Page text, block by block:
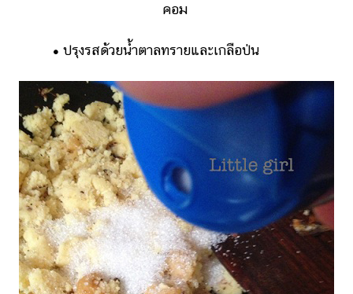
คอม
• ปรุงรสด้วยน้ำตาลทรายและเกลือป่น